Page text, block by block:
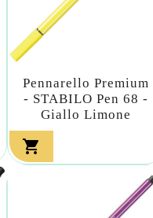
Pennarello Premium
- STABILO Pen 68 -
Giallo Limone
